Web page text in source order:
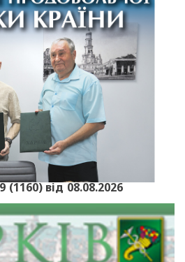
від 08.08.2026